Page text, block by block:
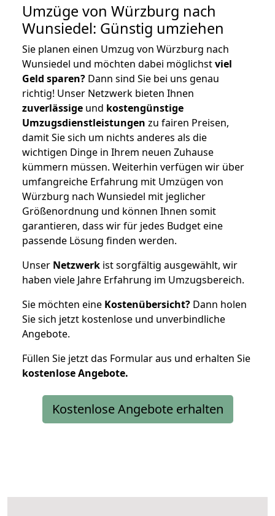
Umzüge von Würzburg nach
Wunsiedel: Günstig umziehen
Sie planen einen Umzug von Würzburg nach
Wunsiedel und möchten dabei möglichstviel
Geld sparen? Dann sind Sie bei uns genau
richtig! Unser Netzwerk bieten Ihnen
zuverlässige und kostengünstige
Umzugsdienstleistungen zu fairen Preisen,
damit Sie sich um nichts anderes als die
wichtigen Dinge in Ihrem neuen Zuhause
kümmern müssen. Weiterhin verfügen wir über
umfangreiche Erfahrung mit Umzügen von
Würzburg nach Wunsiedel mit jeglicher
Größenordnung und können Ihnen somit
garantieren, dass wir für jedes Budget eine
passende Lösung finden werden.
Unser Netzwerk ist sorgfältig ausgewählt, wir
haben viele Jahre Erfahrung im Umzugsbereich.
Sie möchten eine Kostenübersicht? Dann holen
Sie sich jetzt kostenlose und unverbindliche
Angebote.
Füllen Sie jetzt das Formular aus und erhalten Sie
kostenloseAngebote.
Kostenlose Angebote erhalten